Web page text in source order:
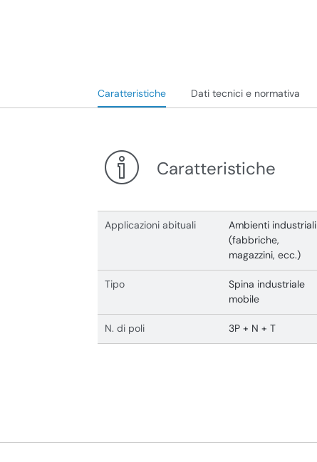
Caratteristiche Dati tecnici e normativa
Caratteristiche
Applicazioni abituali
Ambienti industriali
(fabbriche,
magazzini, ecc.)
Tipo
Spina industriale
mobile
N. di poli 3P + N + T